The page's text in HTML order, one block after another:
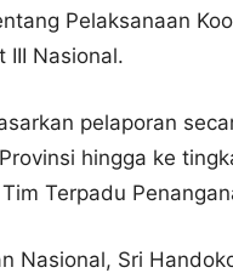
Pelaksanaan
III Nasional.
pelaporan
hingga ke
Terpadu
Nasional, Sri